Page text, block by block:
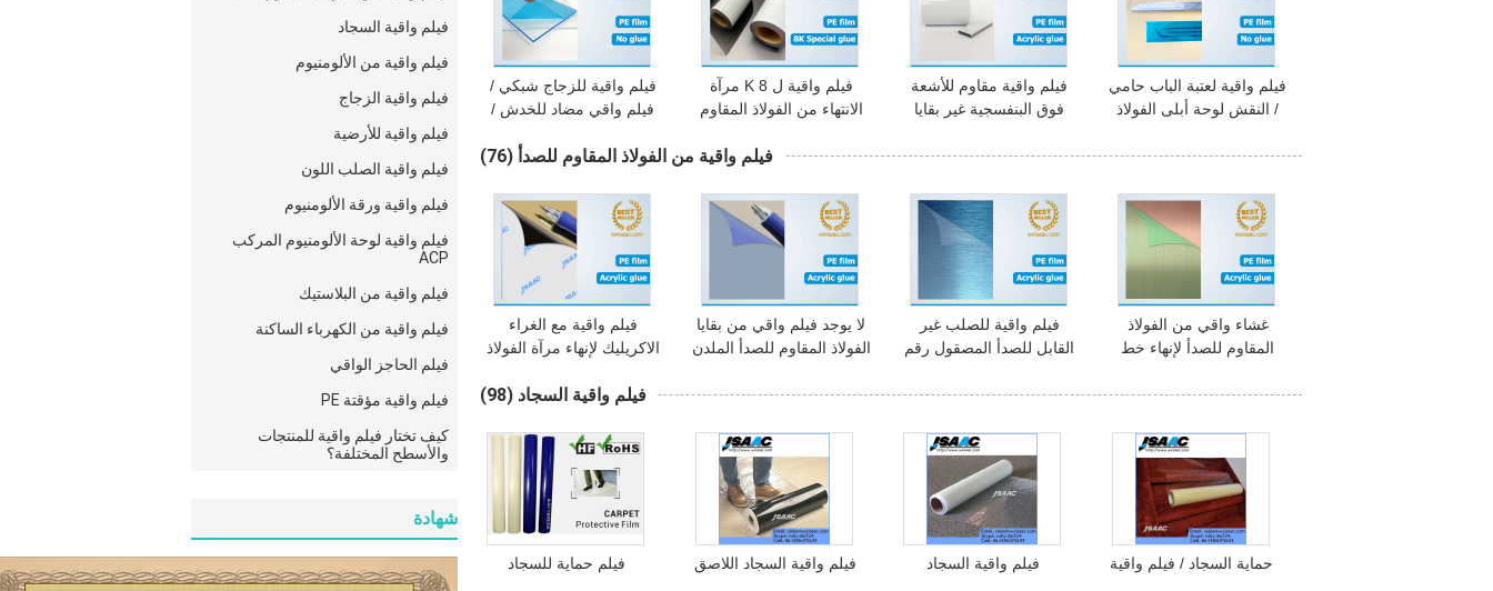
فيلم واقية السجاد
فيلم واقية من الألومنيوم
فيلم واقية الزجاج
فيلم واقية للأرضية
فيلم واقية الصلب اللون
فيلم واقية ورقة الألومنيوم
فيلم واقية لوحة الألومنيوم المركب
ACP
فيلم واقية من البلاستيك
فيلم واقية من الكهرباء الساكنة
فيلم الحاجز الواقي
فيلم واقية مؤقتة PE
كيف تختار فيلم واقية للمنتجات
والأسطح المختلفة؟
شهادة
فيلم واقية للزجاج شبكي /
فيلم واقي مضاد للخدش /
لألواح أكريليك
فيلم واقية ل 8 K مرآة
الانتهاء من الفولاذ المقاوم
فيلم واقية مقاوم للأشعة
فوق البنفسجية غير بقايا
الألومنيوم المبثوق / بثق
فيلم واقية لعتبة الباب حامي
/ النقش لوحة أبلى الفولاذ
فيلم واقية من الفولاذ المقاوم للصدأ (76)
فيلم واقية مع الغراء
الاكريليك لإنهاء مرآة الفولاذ
لا يوجد فيلم واقي من بقايا
الفولاذ المقاوم للصدأ الملدن
فيلم واقية للصلب غير
القابل للصدأ المصقول رقم
غشاء واقي من الفولاذ
المقاوم للصدأ لإنهاء خط
فيلم واقية السجاد (98)
فيلم حماية للسجاد فيلم واقية السجاد اللاصق فيلم واقية السجاد حماية السجاد / فيلم واقية